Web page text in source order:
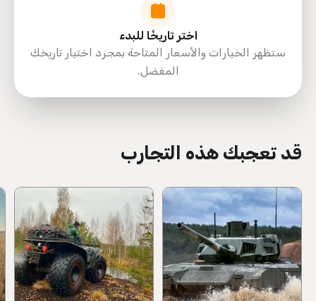
اختر تاريخًا للبدء
ستظهر الخيارات والأسعار المتاحة بمجرد اختيار تاريخك
المفضل.
قد تعجبك هذه التجارب